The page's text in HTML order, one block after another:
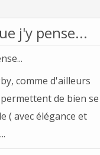
j'y pense...
comme d'ailleurs
de bien se
( avec élégance et